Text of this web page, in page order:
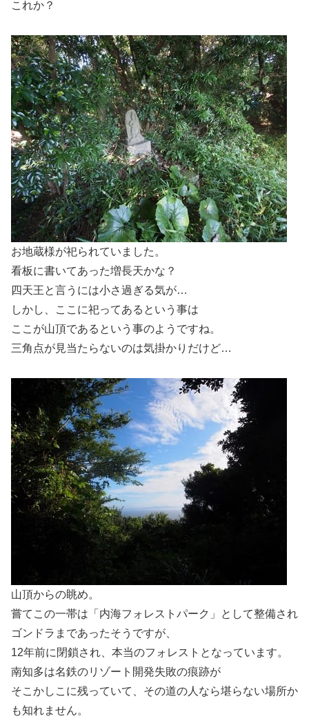
これか？
お地蔵様が祀られていました。
看板に書いてあった増長天かな？
四天王と言うには小さ過ぎる気が…
しかし、ここに祀ってあるという事は
ここが山頂であるという事のようですね。
三角点が見当たらないのは気掛かりだけど…
山頂からの眺め。
嘗てこの一帯は「内海フォレストパーク」として整備され
ゴンドラまであったそうですが、
12年前に閉鎖され、本当のフォレストとなっています。
南知多は名鉄のリゾート開発失敗の痕跡が
そこかしこに残っていて、その道の人なら堪らない場所か
も知れません。